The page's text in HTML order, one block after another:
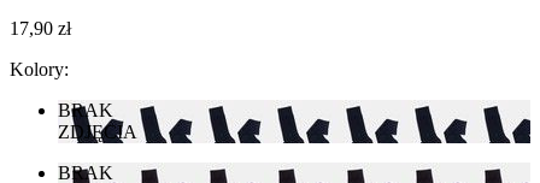
17,90 zł
Kolory:
BRAK
ZDJĘCIA
BRAK